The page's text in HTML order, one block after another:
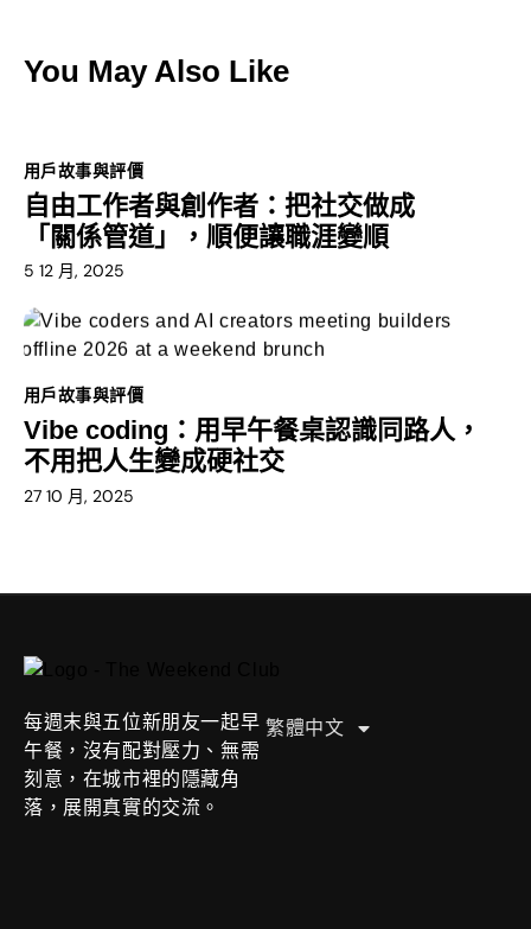
You May Also Like
用戶故事與評價
自由工作者與創作者：把社交做成
「關係管道」，順便讓職涯變順
5 12 月, 2025
用戶故事與評價
Vibe coding：用早午餐桌認識同路人，
不用把人生變成硬社交
27 10 月, 2025
每週末與五位新朋友一起早
午餐，沒有配對壓力、無需
刻意，在城市裡的隱藏角
落，展開真實的交流。
繁體中文
日本語